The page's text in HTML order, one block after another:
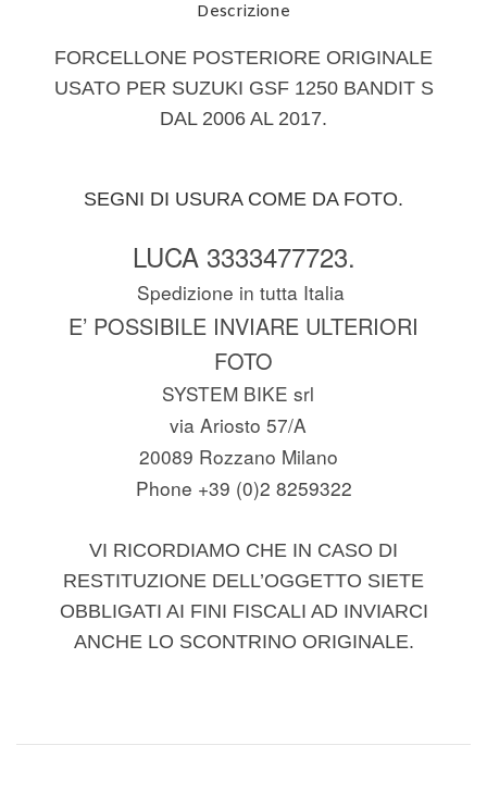
Descrizione
FORCELLONE POSTERIORE ORIGINALE
USATO PER SUZUKI GSF 1250 BANDIT S
DAL 2006 AL 2017.
SEGNI DI USURA COME DA FOTO.
LUCA 3333477723.
Spedizione in tutta Italia
E’ POSSIBILE INVIARE ULTERIORI
FOTO
SYSTEM BIKE srl
via Ariosto 57/A
20089 Rozzano Milano
Phone +39 (0)2 8259322
VI RICORDIAMO CHE IN CASO DI
RESTITUZIONE DELL’OGGETTO SIETE
OBBLIGATI AI FINI FISCALI AD INVIARCI
ANCHE LO SCONTRINO ORIGINALE.